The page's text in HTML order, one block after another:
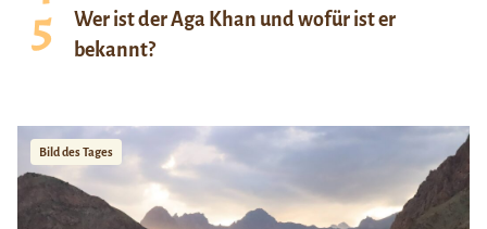
Wer ist der Aga Khan und wofür ist er
bekannt?
Bild des Tages